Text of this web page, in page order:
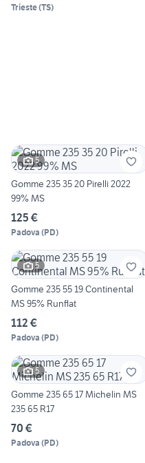
Trieste(TS)
5
Gomme 235 35 20 Pirelli 2022
99% MS
125 €
Padova (PD)
5
Gomme 235 55 19 Continental
MS 95% Runflat
112 €
Padova (PD)
5
Gomme 235 65 17 Michelin MS
235 65 R17
70 €
Padova (PD)